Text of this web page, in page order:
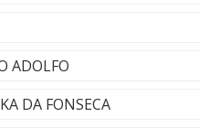
ADOLFO
DA FONSECA